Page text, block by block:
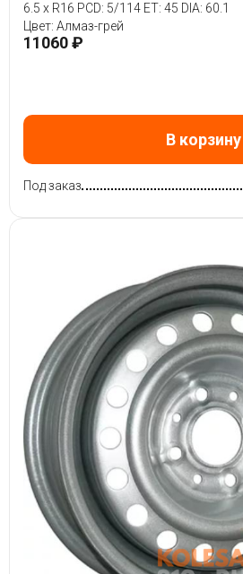
6.5 x R16 PCD: 5/114 ET: 45 DIA: 60.1
Цвет: Алмаз-грей
11060 ₽
В корзину
Под заказ